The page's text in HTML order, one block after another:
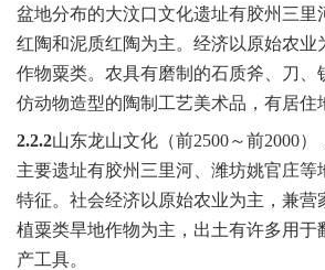
盆地分布的大汶口文化遗址有胶州三里
红陶和泥质红陶为主。经济以原始农业
作物粟类。农具有磨制的石质斧、刀、
仿动物造型的陶制工艺美术品，有居住
2.2.2山东龙山文化（前2500～前2000）
主要遗址有胶州三里河、潍坊姚官庄等
特征。社会经济以原始农业为主，兼营
植粟类旱地作物为主，出土有许多用于
产工具。